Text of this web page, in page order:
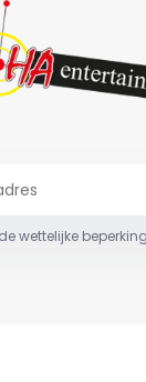
wettelijke